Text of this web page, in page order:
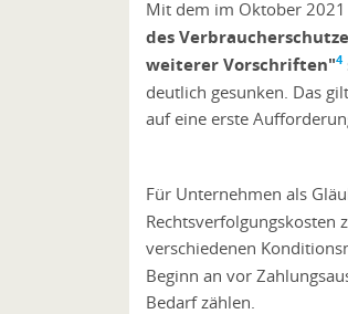
Mit dem im Oktober
des
weiterer Vorschriften"4
deutlich gesunken. Das
auf eine erste
Für Unternehmen als
Rechtsverfolgungskosten
verschiedenen
Beginn an vor
Bedarf zählen.